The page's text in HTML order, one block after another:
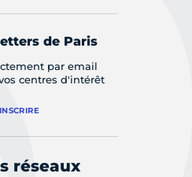
de Paris
par email
centres d'intérêt
réseaux